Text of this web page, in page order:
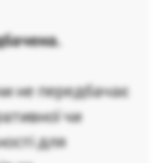
не передбачає
чи
для